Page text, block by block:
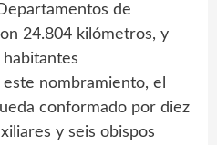
de
24.804 kilómetros, y
nombramiento, el
conformado por diez
y seis obispos